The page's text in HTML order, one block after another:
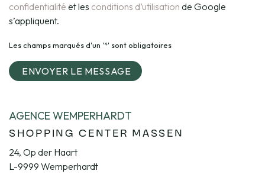
confidentialité et les conditions d’utilisation de Google
s’appliquent.
Les champs marqués d'un '*' sont obligatoires
ENVOYER LE MESSAGE
AGENCE WEMPERHARDT
SHOPPING CENTER MASSEN
24, Op der Haart
L-9999 Wemperhardt